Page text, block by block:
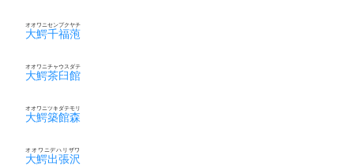
大鰐千福萢
オオワニセンプクヤチ
大鰐茶臼館
オオワニチャウスダテ
大鰐築館森
オオワニツキダテモリ
大鰐出張沢
オオワニデハリザワ